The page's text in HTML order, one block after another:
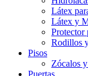
Látex
Látex y
Protector
Rodillos
Pisos
Zócalos